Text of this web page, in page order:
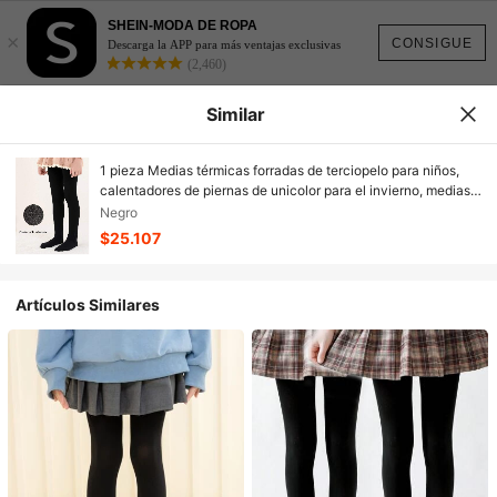
CONSIGUE
×
SHEIN-MODA DE ROPA
Descarga la APP para más ventajas exclusivas
(2,460)
Similar
1 pieza Medias térmicas forradas de terciopelo para niños,
calentadores de piernas de unicolor para el invierno, medias
de baile
Negro
$25.107
Artículos Similares